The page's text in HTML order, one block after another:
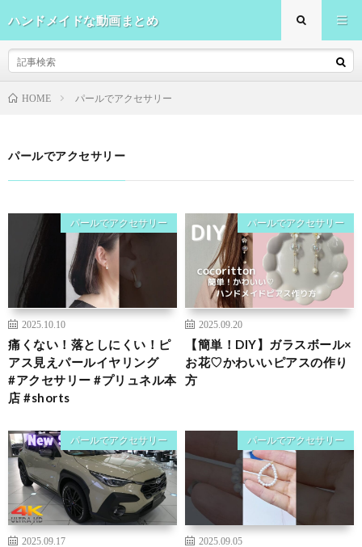
ハンドメイドな動画まとめ
HOME パールでアクセサリー
パールでアクセサリー
パールでアクセサリー
2025.10.10
痛くない！落としにくい！ピ
アス見えパールイヤリング
#アクセサリー #プリュネル本
店 #shorts
パールでアクセサリー
2025.09.20
【簡単！DIY】ガラスボール×
お花♡かわいいピアスの作り
方
パールでアクセサリー
2025.09.17
パールでアクセサリー
2025.09.05